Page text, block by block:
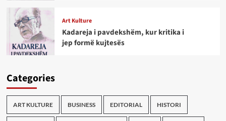
Art Kulture
Kadareja i pavdekshëm, kur kritika i
jep formë kujtesës
Categories
ART KULTURE BUSINESS EDITORIAL HISTORI